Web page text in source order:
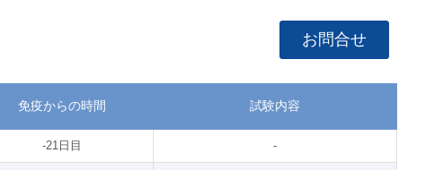
お問合せ
免疫からの時間 試験内容
-21日目 -